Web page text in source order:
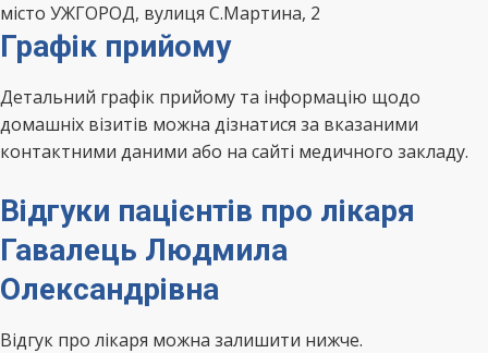
місто УЖГОРОД, вулиця С.Мартина, 2
Графік прийому
Детальний графік прийому та інформацію щодо
домашніх візитів можна дізнатися за вказаними
контактними даними або на сайті медичного закладу.
Відгуки пацієнтів про лікаря
Гавалець Людмила
Олександрівна
Відгук про лікаря можна залишити нижче.